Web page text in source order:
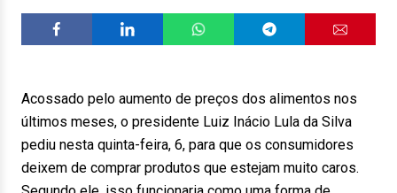
Acossado pelo aumento de preços dos alimentos nos
últimos meses, o presidente Luiz Inácio Lula da Silva
pediu nesta quinta-feira, 6, para que os consumidores
deixem de comprar produtos que estejam muito caros.